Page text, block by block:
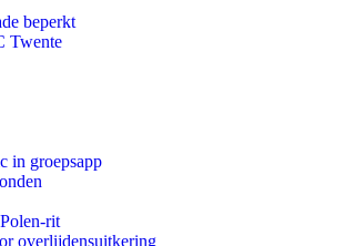
beperkt
Twente
in groepsapp
rit
overlijdensuitkering